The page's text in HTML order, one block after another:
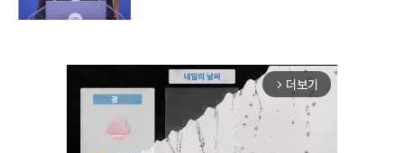
arrow_forward_ios 더보기